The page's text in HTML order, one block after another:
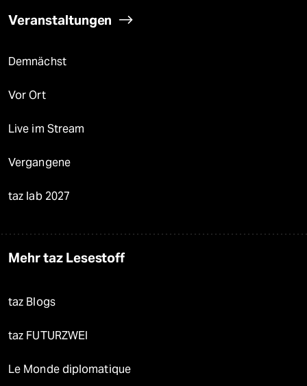
Veranstaltungen
Demnächst
Vor Ort
Live im Stream
Vergangene
taz lab 2027
Mehr taz Lesestoff
taz Blogs
taz FUTURZWEI
Le Monde diplomatique